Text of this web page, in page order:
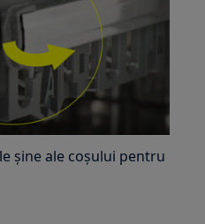
șine ale coșului pentru